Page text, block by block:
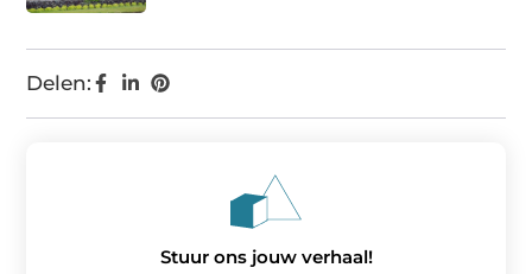
Delen:
Stuur ons jouw verhaal!